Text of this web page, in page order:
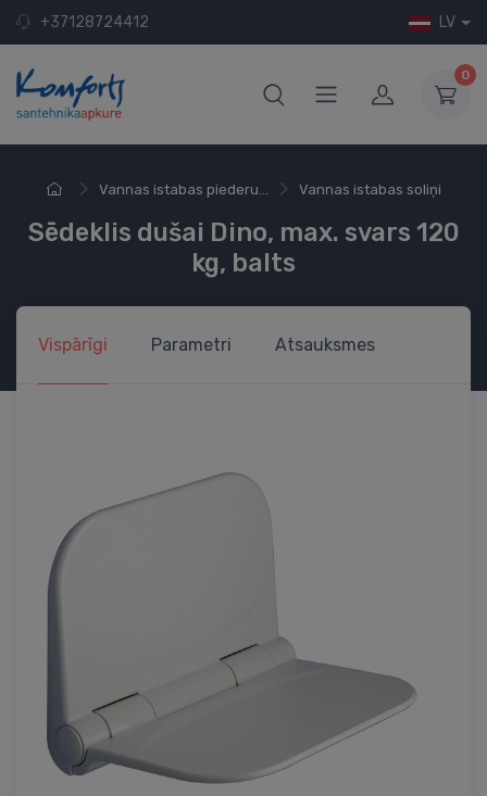
+37128724412 LV
0
Vannas istabas piederu... Vannas istabas soliņi
Sēdeklis dušai Dino, max. svars 120
kg, balts
Vispārīgi Parametri Atsauksmes